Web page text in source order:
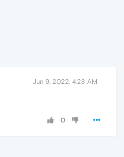
Jun 9, 2022, 4:28 AM
0